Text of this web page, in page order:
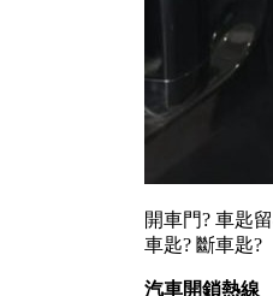
開車門? 車匙
車匙? 斷車匙?
汽車開鎖熱線